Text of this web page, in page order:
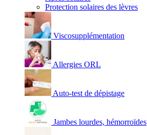
Protection solaires des lèvres
Viscosupplémentation
Allergies ORL
Auto-test de dépistage
Jambes lourdes, hémorroïdes